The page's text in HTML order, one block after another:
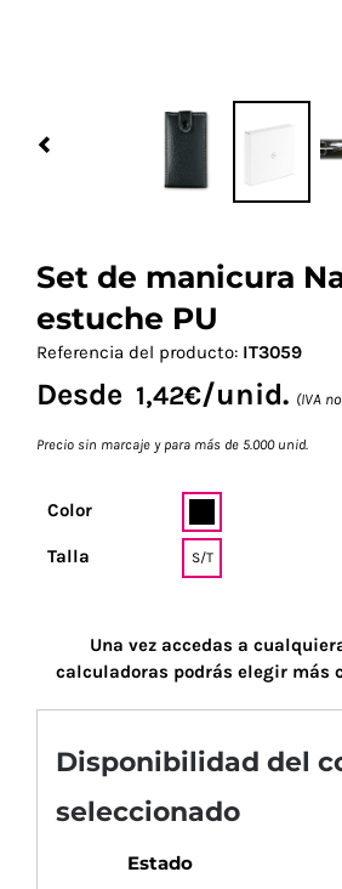
Set de manicura
estuche PU
Referencia del producto: IT3059
Desde 1,42€/unid. (IVA
Precio sin marcaje y para más de 5.000 unid.
Color
Talla S/T
Una vez accedas a
calculadoras podrás elegir más
Disponibilidad del
seleccionado
Estado